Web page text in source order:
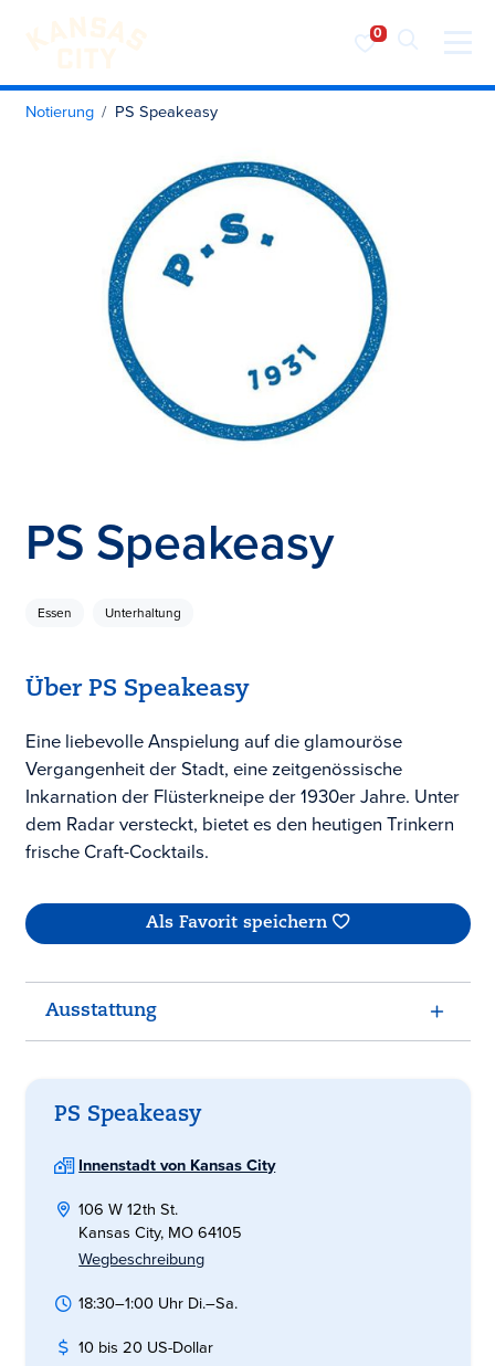
Besuchen Sie KC
Zum Inhalt springen
Notierung PS Speakeasy
PS Speakeasy
Essen Unterhaltung
Über PS Speakeasy
Eine liebevolle Anspielung auf die glamouröse
Vergangenheit der Stadt, eine zeitgenössische
Inkarnation der Flüsterkneipe der 1930er Jahre. Unter
dem Radar versteckt, bietet es den heutigen Trinkern
frische Craft-Cocktails.
Als Favorit speichern
Ausstattung
PS Speakeasy
Innenstadt von Kansas City
106 W 12th St.
Kansas City, MO 64105
Wegbeschreibung
18:30–1:00 Uhr Di.–Sa.
10 bis 20 US-Dollar